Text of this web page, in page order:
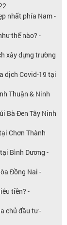
nhất phía Nam -
thế nào? -
xây dựng trường
dịch Covid-19 tại
Thuận & Ninh
Bà Đen Tây Ninh
Chơn Thành
Bình Dương -
Đồng Nai -
tiền? -
chủ đầu tư -